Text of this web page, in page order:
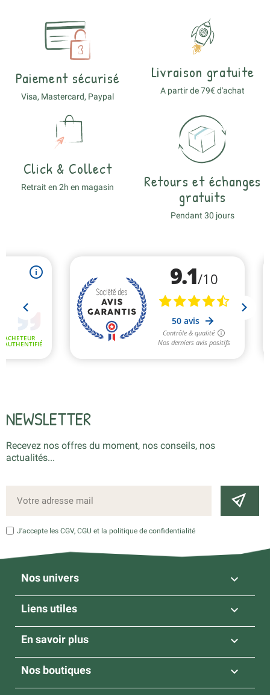
Paiement sécurisé
Visa, Mastercard, Paypal
Livraison gratuite
A partir de 79€ d'achat
Click & Collect
Retrait en 2h en magasin
Retours et échanges
gratuits
Pendant 30 jours
NEWSLETTER
Recevez nos offres du moment, nos conseils, nos
actualités...
J’accepte les CGV, CGU et la politique de confidentialité
Nos univers 
Liens utiles 
En savoir plus 
Nos boutiques 